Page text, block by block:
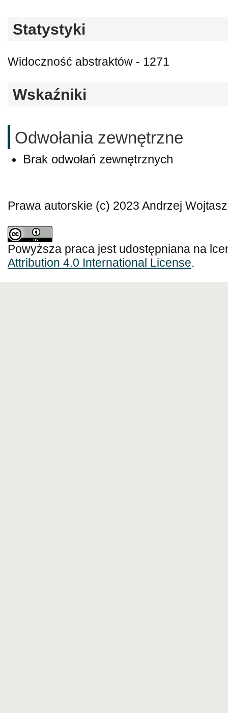
Statystyki
Widoczność abstraktów - 1271
Wskaźniki
Odwołania zewnętrzne
Brak odwołań zewnętrznych
Prawa autorskie (c) 2023 Andrzej
Powyższa praca jest udostępniana na
Attribution 4.0 International License.